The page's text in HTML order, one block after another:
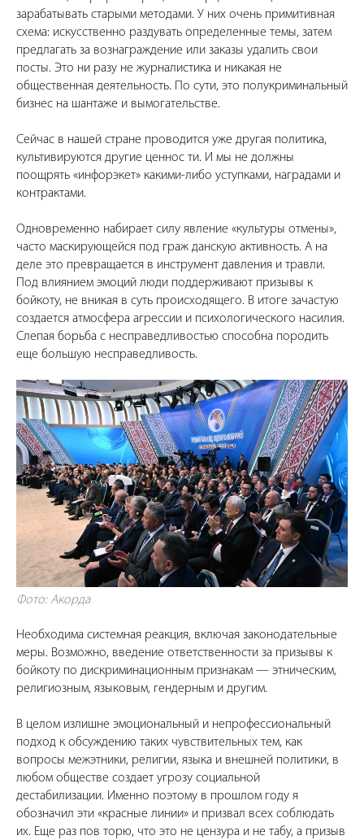
зарабатывать старыми методами. У них очень примитивная
схема: искусственно раздувать определенные темы, затем
предлагать за вознаграждение или заказы удалить свои
посты. Это ни разу не журналистика и никакая не
общественная деятельность. По сути, это полукриминальный
бизнес на шантаже и вымогательстве.
Сейчас в нашей стране проводится уже другая политика,
культивируются другие ценнос ти. И мы не должны
поощрять «инфорэкет» какими-либо уступками, наградами и
контрактами.
Одновременно набирает силу явление «культуры отмены»,
часто маскирующейся под граж данскую активность. А на
деле это превращается в инструмент давления и травли.
Под влиянием эмоций люди поддерживают призывы к
бойкоту, не вникая в суть происходящего. В итоге зачастую
создается атмосфера агрессии и психологического насилия.
Слепая борьба с несправедливостью способна породить
еще большую несправедливость.
Фото: Акорда
Необходима системная реакция, включая законодательные
меры. Возможно, введение ответственности за призывы к
бойкоту по дискриминационным признакам — этническим,
религиозным, языковым, гендерным и другим.
В целом излишне эмоциональный и непрофессиональный
подход к обсуждению таких чувствительных тем, как
вопросы межэтники, религии, языка и внешней политики, в
любом обществе создает угрозу социальной
дестабилизации. Именно поэтому в прошлом году я
обозначил эти «красные линии» и призвал всех соблюдать
их. Еще раз пов торю, что это не цензура и не табу, а призыв